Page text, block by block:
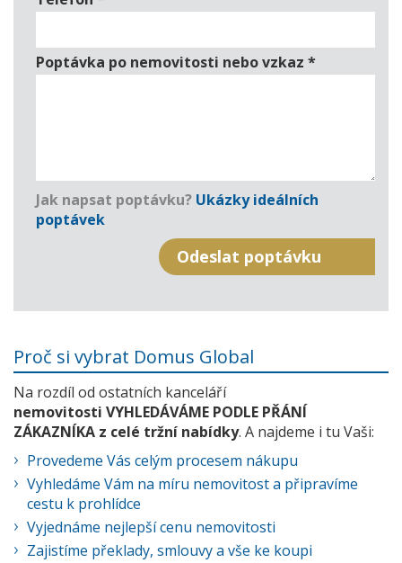
Poptávka po nemovitosti nebo vzkaz *
Jak napsat poptávku? Ukázky ideálních
poptávek
Proč si vybrat Domus Global
Na rozdíl od ostatních kanceláří
nemovitosti VYHLEDÁVÁME PODLE PŘÁNÍ
ZÁKAZNÍKA z celé tržní nabídky. A najdeme i tu Vaši:
Provedeme Vás celým procesem nákupu
Vyhledáme Vám na míru nemovitost a připravíme
cestu k prohlídce
Vyjednáme nejlepší cenu nemovitosti
Zajistíme překlady, smlouvy a vše ke koupi